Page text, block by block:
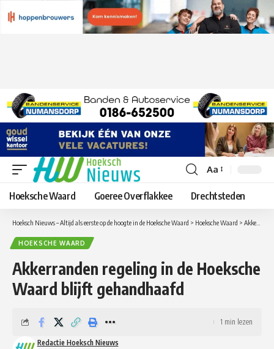
Lettergrootte
aanpassen
Aa
Hoeksche Waard Goeree Overflakkee Drechtsteden
Hoeksch Nieuws – Altijd als eerste op de hoogte in de Hoeksche Waard > Hoeksche Waard > Akkerranden regeling in de Hoeksche Waard blijft gehandhaafd
HOEKSCHE WAARD
Akkerranden regeling in de Hoeksche
Waard blijft gehandhaafd
Redactie Hoeksch Nieuws
1 min lezen